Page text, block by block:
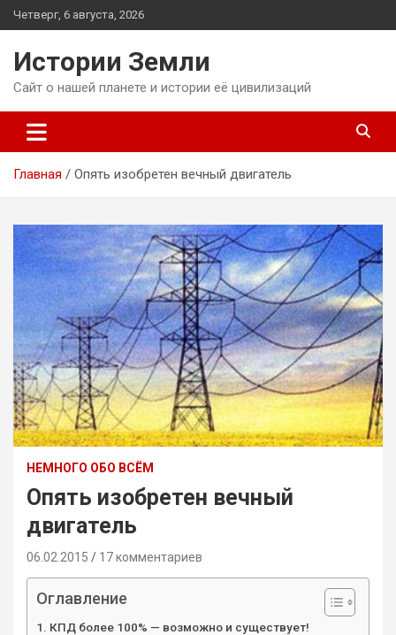
Перейти
к
Четверг, 6 августа, 2026
Истории Земли
Сайт о нашей планете и истории её цивилизаций
Главная Опять изобретен вечный двигатель
НЕМНОГО ОБО ВСЁМ
Опять изобретен вечный
двигатель
06.02.2015 17 комментариев
Оглавление
КПД более 100% — возможно и существует!